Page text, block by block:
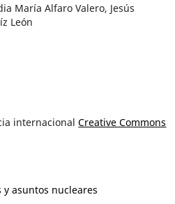
María Alfaro Valero, Jesús
León
internacionalCreative Commons
y asuntos nucleares